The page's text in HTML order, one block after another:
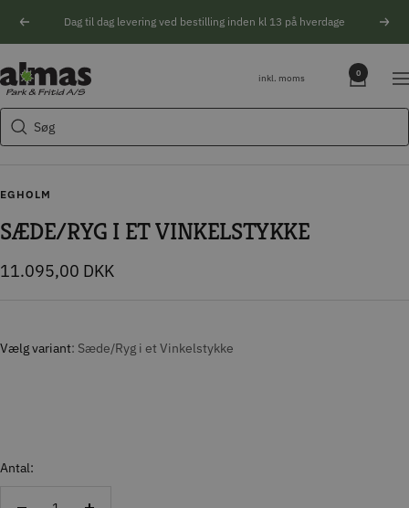
Forrige Dag til dag levering ved bestilling inden kl 13 på hverdage
Søg
Almas
Park
&
Fritid
inkl. moms 0
EGHOLM
SÆDE/RYG I ET VINKELSTYKKE
Tilbudspris
11.095,00 DKK
Vælg variant Sæde/Ryg i et Vinkelstykke
Antal:
Søgeforslag
Husqvarna motorsav
Kikkert
Blink